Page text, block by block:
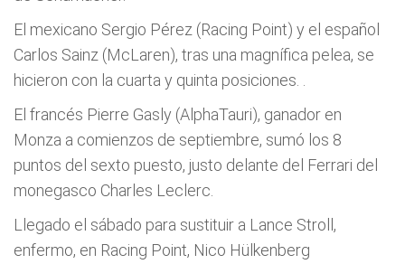
El mexicano Sergio Pérez (Racing Point) y el español
Carlos Sainz (McLaren), tras una magnífica pelea, se
hicieron con la cuarta y quinta posiciones. .
El francés Pierre Gasly (AlphaTauri), ganador en
Monza a comienzos de septiembre, sumó los 8
puntos del sexto puesto, justo delante del Ferrari del
monegasco Charles Leclerc.
Llegado el sábado para sustituir a Lance Stroll,
enfermo, en Racing Point, Nico Hülkenberg